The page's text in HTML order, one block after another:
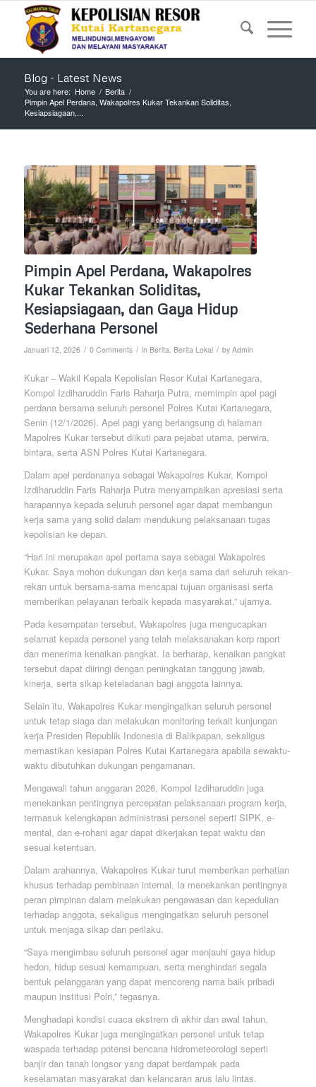
Blog - Latest News
You are here: Home / Berita /
Pimpin Apel Perdana, Wakapolres Kukar Tekankan Soliditas,
Kesiapsiagaan,...
Pimpin Apel Perdana, Wakapolres
Kukar Tekankan Soliditas,
Kesiapsiagaan, dan Gaya Hidup
Sederhana Personel
Januari 12, 2026 / 0 Comments / in Berita Berita Lokal / by Admin
Kukar – Wakil Kepala Kepolisian Resor Kutai Kartanegara,
Kompol Izdiharuddin Faris Raharja Putra, memimpin apel pagi
perdana bersama seluruh personel Polres Kutai Kartanegara,
Senin (12/1/2026). Apel pagi yang berlangsung di halaman
Mapolres Kukar tersebut diikuti para pejabat utama, perwira,
bintara, serta ASN Polres Kutai Kartanegara.
Dalam apel perdananya sebagai Wakapolres Kukar, Kompol
Izdiharuddin Faris Raharja Putra menyampaikan apresiasi serta
harapannya kepada seluruh personel agar dapat membangun
kerja sama yang solid dalam mendukung pelaksanaan tugas
kepolisian ke depan.
“Hari ini merupakan apel pertama saya sebagai Wakapolres
Kukar. Saya mohon dukungan dan kerja sama dari seluruh rekan-
rekan untuk bersama-sama mencapai tujuan organisasi serta
memberikan pelayanan terbaik kepada masyarakat,” ujarnya.
Pada kesempatan tersebut, Wakapolres juga mengucapkan
selamat kepada personel yang telah melaksanakan korp raport
dan menerima kenaikan pangkat. Ia berharap, kenaikan pangkat
tersebut dapat diiringi dengan peningkatan tanggung jawab,
kinerja, serta sikap keteladanan bagi anggota lainnya.
Selain itu, Wakapolres Kukar mengingatkan seluruh personel
untuk tetap siaga dan melakukan monitoring terkait kunjungan
kerja Presiden Republik Indonesia di Balikpapan, sekaligus
memastikan kesiapan Polres Kutai Kartanegara apabila sewaktu-
waktu dibutuhkan dukungan pengamanan.
Mengawali tahun anggaran 2026, Kompol Izdiharuddin juga
menekankan pentingnya percepatan pelaksanaan program kerja,
termasuk kelengkapan administrasi personel seperti SIPK, e-
mental, dan e-rohani agar dapat dikerjakan tepat waktu dan
sesuai ketentuan.
Dalam arahannya, Wakapolres Kukar turut memberikan perhatian
khusus terhadap pembinaan internal. Ia menekankan pentingnya
peran pimpinan dalam melakukan pengawasan dan kepedulian
terhadap anggota, sekaligus mengingatkan seluruh personel
untuk menjaga sikap dan perilaku.
“Saya mengimbau seluruh personel agar menjauhi gaya hidup
hedon, hidup sesuai kemampuan, serta menghindari segala
bentuk pelanggaran yang dapat mencoreng nama baik pribadi
maupun institusi Polri,” tegasnya.
Menghadapi kondisi cuaca ekstrem di akhir dan awal tahun,
Wakapolres Kukar juga mengingatkan personel untuk tetap
waspada terhadap potensi bencana hidrometeorologi seperti
banjir dan tanah longsor yang dapat berdampak pada
keselamatan masyarakat dan kelancaran arus lalu lintas.